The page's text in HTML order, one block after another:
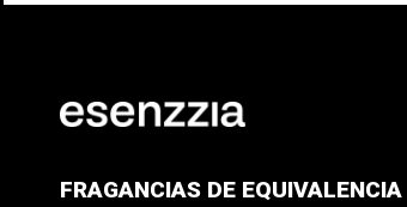
FRAGANCIAS DE EQUIVALENCIA